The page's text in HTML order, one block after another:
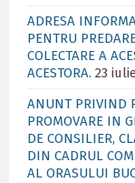
ADRESA
PENTRU
COLECTARE A
ACESTORA. 23
ANUNT PRIVIND
PROMOVARE IN
DE CONSILIER,
DIN CADRUL
AL ORASULUI